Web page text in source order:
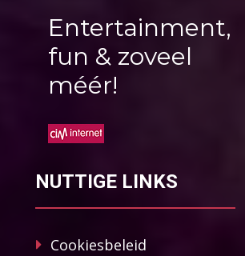
Entertainment,
fun & zoveel
méér!
NUTTIGE LINKS
Cookiesbeleid